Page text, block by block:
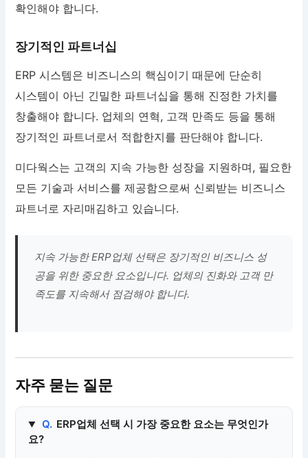
확인해야 합니다.
장기적인 파트너십
ERP 시스템은 비즈니스의 핵심이기 때문에 단순히
시스템이 아닌 긴밀한 파트너십을 통해 진정한 가치를
창출해야 합니다. 업체의 연혁, 고객 만족도 등을 통해
장기적인 파트너로서 적합한지를 판단해야 합니다.
미다웍스는 고객의 지속 가능한 성장을 지원하며, 필요한
모든 기술과 서비스를 제공함으로써 신뢰받는 비즈니스
파트너로 자리매김하고 있습니다.
지속 가능한 ERP업체 선택은 장기적인 비즈니스 성
공을 위한 중요한 요소입니다. 업체의 진화와 고객 만
족도를 지속해서 점검해야 합니다.
자주 묻는 질문
Q. ERP업체 선택 시 가장 중요한 요소는 무엇인가
요?